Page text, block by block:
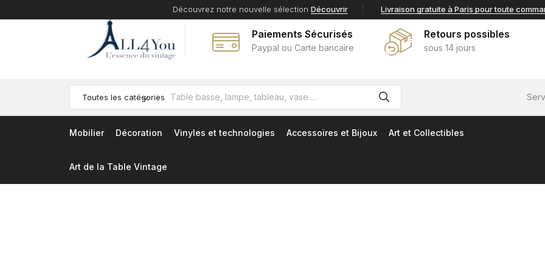
Découvrez notre nouvelle sélection Découvrir Livraison gratuite à Paris pour toute
Paiements Sécurisés
Paypal ou Carte bancaire
Retours possibles
sous 14 jours
Toutes les catégories
Mobilier Décoration Vinyles et technologies Accessoires et Bijoux Art et Collectibles
Art de la Table Vintage